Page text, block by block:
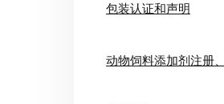
包装认证和声明
动物饲料添加剂注册